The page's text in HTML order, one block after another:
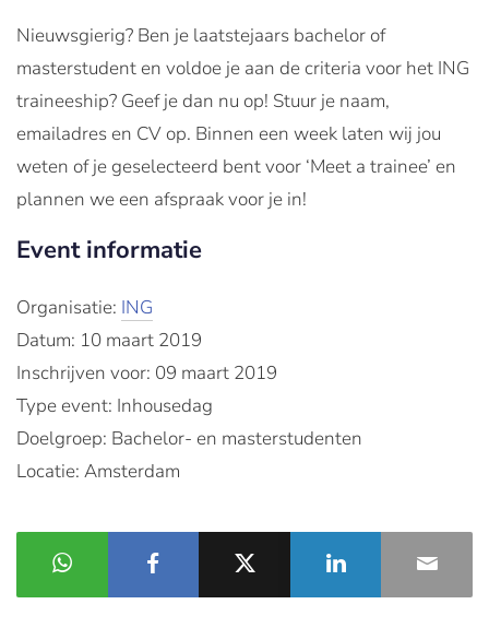
Nieuwsgierig? Ben je laatstejaars bachelor of
masterstudent en voldoe je aan de criteria voor het ING
traineeship? Geef je dan nu op! Stuur je naam,
emailadres en CV op. Binnen een week laten wij jou
weten of je geselecteerd bent voor ‘Meet a trainee’ en
plannen we een afspraak voor je in!
Event informatie
Organisatie: ING
Datum: 10 maart 2019
Inschrijven voor: 09 maart 2019
Type event: Inhousedag
Doelgroep: Bachelor- en masterstudenten
Locatie: Amsterdam